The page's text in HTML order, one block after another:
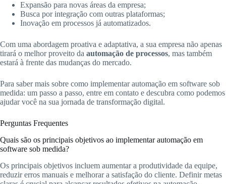
Expansão para novas áreas da empresa;
Busca por integração com outras plataformas;
Inovação em processos já automatizados.
Com uma abordagem proativa e adaptativa, a sua empresa não apenas
tirará o melhor proveito da automação de processos, mas também
estará à frente das mudanças do mercado.
Para saber mais sobre como implementar automação em software sob
medida: um passo a passo, entre em contato e descubra como podemos
ajudar você na sua jornada de transformação digital.
Perguntas Frequentes
Quais são os principais objetivos ao implementar automação em
software sob medida?
Os principais objetivos incluem aumentar a produtividade da equipe,
reduzir erros manuais e melhorar a satisfação do cliente. Definir metas